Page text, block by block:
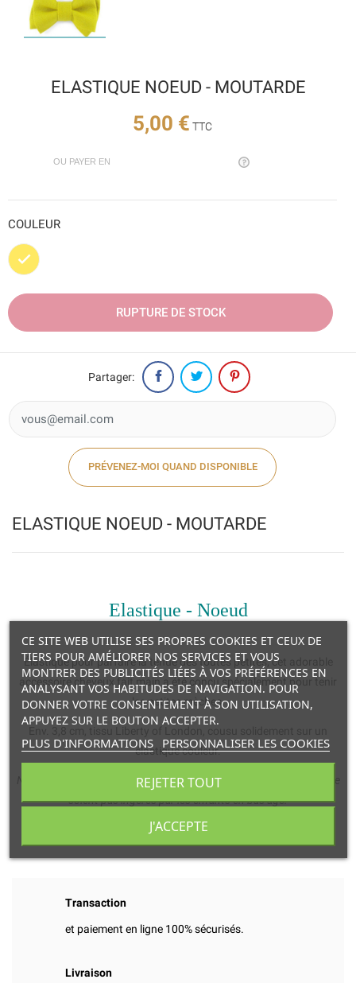
ELASTIQUE NOEUD - MOUTARDE
Elastique - Noeud
Élastique pour parfaire la tenue des toutes petites, cet adorable
accessoire cheveux fait main a été conçu spécialement pour tenir
les petites mèches.
élastique couleur.
Non destiné aux enfants de moins de 3 ans. Attention à ce qu’ils ne
soient pas ingérés par les enfants en bas âge.
Luciole et Petit Pois
Transaction
et paiement en ligne 100% sécurisés.
Livraison
ELASTIQUE NOEUD - MOUTARDE
5,00 € TTC
OU PAYER EN
COULEUR
Jaune
RUPTURE DE STOCK
Partager:
PRÉVENEZ-MOI QUAND DISPONIBLE
CE SITE WEB UTILISE SES PROPRES COOKIES ET CEUX DE
TIERS POUR AMÉLIORER NOS SERVICES ET VOUS
MONTRER DES PUBLICITÉS LIÉES À VOS PRÉFÉRENCES EN
ANALYSANT VOS HABITUDES DE NAVIGATION. POUR
DONNER VOTRE CONSENTEMENT À SON UTILISATION,
APPUYEZ SUR LE BOUTON ACCEPTER.
PLUS D'INFORMATIONS PERSONNALISER LES COOKIES
REJETER TOUT
J'ACCEPTE